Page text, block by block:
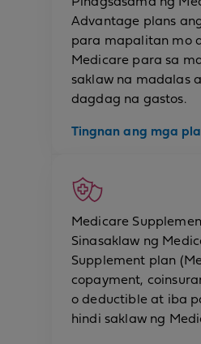
Advantage plans
para mapalitan mo
Medicare para sa
saklaw na madalas
dagdag na gastos.
Tingnan ang mga
Medicare
Sinasaklaw ng
Supplement plan
copayment,
o deductible at iba
hindi saklaw ng